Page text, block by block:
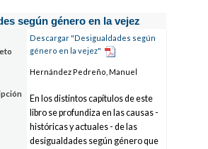
según género en la vejez
Descargar "Desigualdades según
género en la vejez"
Hernández Pedreño, Manuel
En los distintos capítulos de este
libro se profundiza en las causas -
históricas y actuales - de las
desigualdades según género que